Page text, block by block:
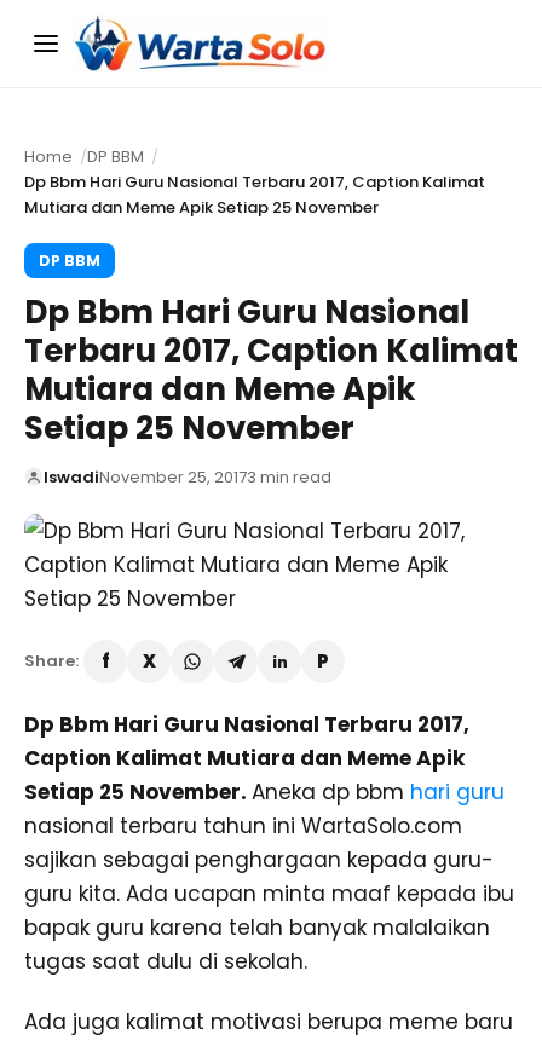
Menu
Home
DP BBM
Dp Bbm Hari Guru Nasional Terbaru 2017, Caption Kalimat
Mutiara dan Meme Apik Setiap 25 November
DP BBM
Dp Bbm Hari Guru Nasional
Terbaru 2017, Caption Kalimat
Mutiara dan Meme Apik
Setiap 25 November
IswadiNovember 25, 20173 min read
Share:
Dp Bbm Hari Guru Nasional Terbaru 2017,
Caption Kalimat Mutiara dan Meme Apik
Setiap 25 November. Aneka dp bbm hari guru
nasional terbaru tahun ini WartaSolo.com
sajikan sebagai penghargaan kepada guru-
guru kita. Ada ucapan minta maaf kepada ibu
bapak guru karena telah banyak malalaikan
tugas saat dulu di sekolah.
Ada juga kalimat motivasi berupa meme baru